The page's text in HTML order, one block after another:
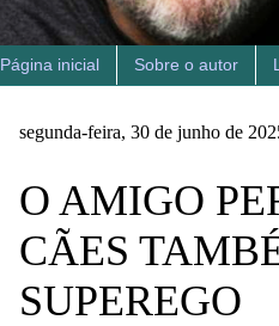
Página inicial Sobre o autor
segunda-feira, 30 de junho de
O AMIGO
CÃES
SUPEREGO